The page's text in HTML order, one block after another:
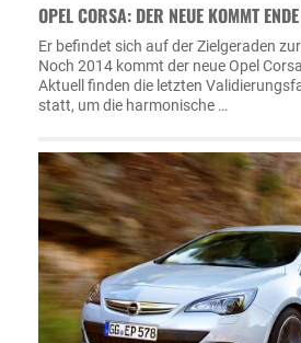
OPEL CORSA: DER NEUE KOMMT
Er befindet sich auf der Zielgeraden
Noch 2014 kommt der neue Opel
Aktuell finden die letzten
statt, um die harmonische …